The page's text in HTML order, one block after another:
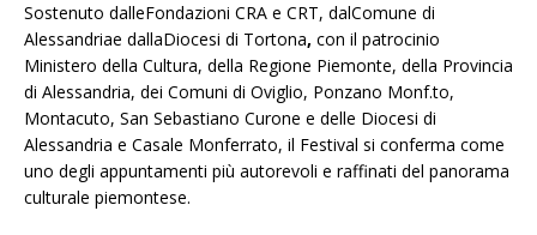
Sostenuto dalleFondazioni CRA e CRT, dalComune di
Alessandriae dallaDiocesi di Tortona, con il patrocinio
Ministero della Cultura, della Regione Piemonte, della Provincia
di Alessandria, dei Comuni di Oviglio, Ponzano Monf.to,
Montacuto, San Sebastiano Curone e delle Diocesi di
Alessandria e Casale Monferrato, il Festival si conferma come
uno degli appuntamenti più autorevoli e raffinati del panorama
culturale piemontese.